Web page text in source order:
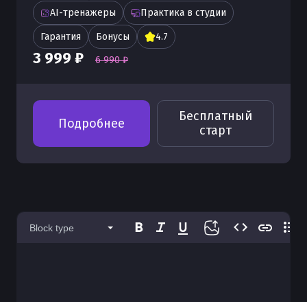
AI-тренажеры Практика в студии
Гарантия Бонусы 4.7
3 999 ₽ 6 990 ₽
Подробнее
Бесплатный
старт
Block type